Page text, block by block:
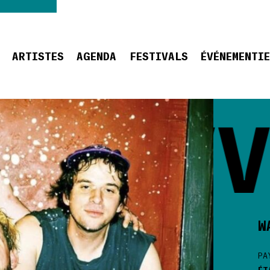
ARTISTES AGENDA FESTIVALS